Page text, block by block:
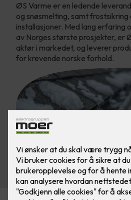
ØS Varme er en ledende
og snøsmelting, samt frostsikring
installasjoner. Med lang erfaring
av Norges største prosjekter, er
aktør i markedet, og leverer
for krevende norske forhold.